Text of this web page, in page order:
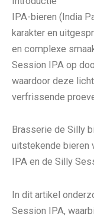
IPA-bieren (India
karakter en
en complexe
Session IPA op
waardoor deze
verfrissende
Brasserie de Silly
uitstekende bieren
IPA en de Silly
In dit artikel
Session IPA,